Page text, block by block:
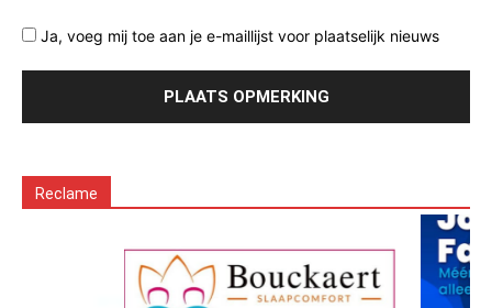
Ja, voeg mij toe aan je e-maillijst voor plaatselijk nieuws
Reclame